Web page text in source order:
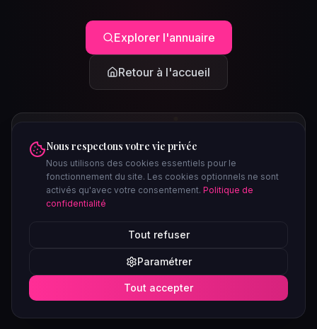
Explorer l'annuaire
Retour à l'accueil
Soirées ce week-end
Nous respectons votre vie privée
Nous utilisons des cookies essentiels pour le
fonctionnement du site. Les cookies optionnels ne sont
activés qu'avec votre consentement. Politique de
confidentialité
Tout refuser
Paramétrer
Tout accepter